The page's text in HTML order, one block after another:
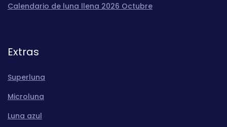
Calendario de luna llena 2026 Octubre
Extras
Superluna
Microluna
Luna azul